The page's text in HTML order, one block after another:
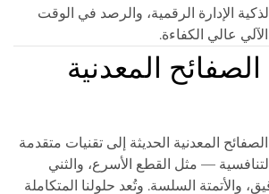
الإدارة الرقمية، والرصد في الوقت
عالي الكفاءة.
المعدنية
المعدنية الحديثة إلى تقنيات متقدمة
— مثل القطع الأسرع، والثني
والأتمتة السلسة. وتُعد حلولنا المتكاملة